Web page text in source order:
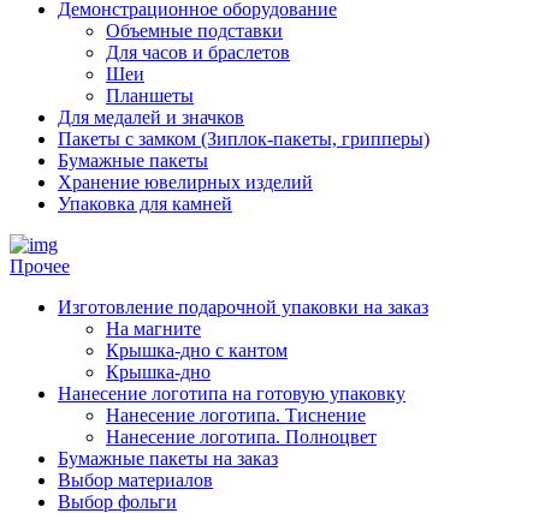
Демонстрационное оборудование
Объемные подставки
Для часов и браслетов
Шеи
Планшеты
Для медалей и значков
Пакеты с замком (Зиплок-пакеты, грипперы)
Бумажные пакеты
Хранение ювелирных изделий
Упаковка для камней
Прочее
Изготовление подарочной упаковки на заказ
На магните
Крышка-дно с кантом
Крышка-дно
Нанесение логотипа на готовую упаковку
Нанесение логотипа. Тиснение
Нанесение логотипа. Полноцвет
Бумажные пакеты на заказ
Выбор материалов
Выбор фольги